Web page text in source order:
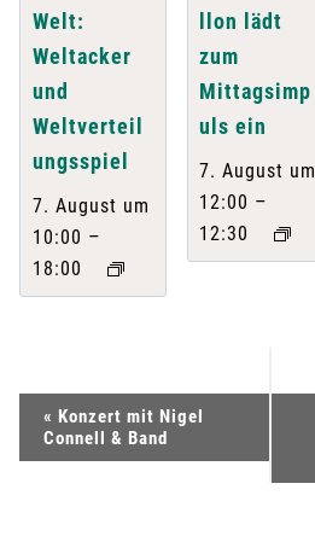
Welt:
Weltacker
und
Weltverteil
ungsspiel
7. August um
10:00 –
18:00
llon lädt
zum
Mittagsimp
uls ein
7. August um
12:00 –
12:30
e
« Konzert mit Nigel
Connell & Band